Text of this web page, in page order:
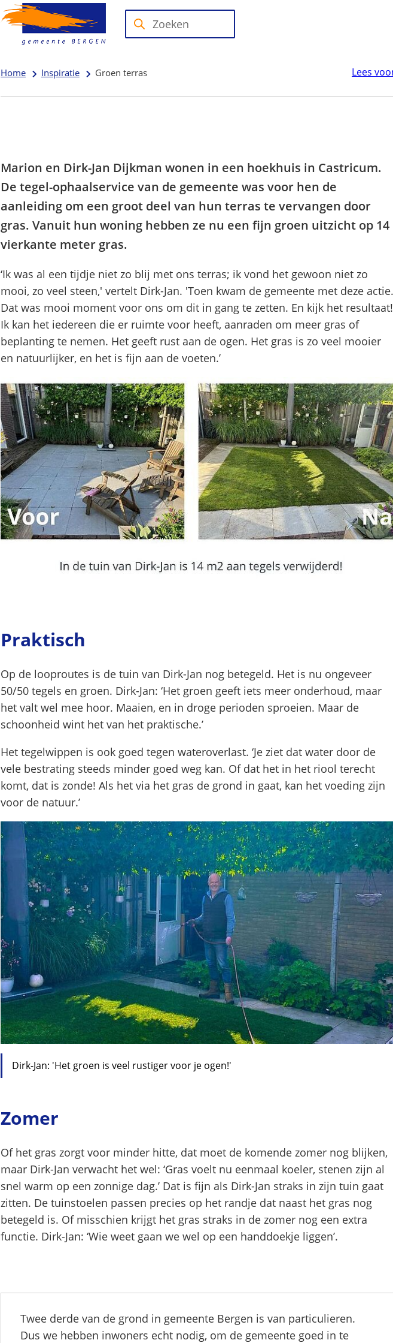
Zoeken
Wanneer
kun
door
pijl
omhoog
omlaag
te
gebruiken.
Gebruik
enter-
om
een
waarde
te
selecteren.
Home Inspiratie Groen terras Lees
Marion en Dirk-Jan Dijkman wonen in een hoekhuis in Castricum.
De tegel-ophaalservice van de gemeente was voor hen de
aanleiding om een groot deel van hun terras te vervangen door
gras. Vanuit hun woning hebben ze nu een fijn groen uitzicht op 14
vierkante meter gras.
‘Ik was al een tijdje niet zo blij met ons terras; ik vond het gewoon niet zo
mooi, zo veel steen,' vertelt Dirk-Jan. 'Toen kwam de gemeente met deze actie.
Dat was mooi moment voor ons om dit in gang te zetten. En kijk het resultaat!
Ik kan het iedereen die er ruimte voor heeft, aanraden om meer gras of
beplanting te nemen. Het geeft rust aan de ogen. Het gras is zo veel mooier
en natuurlijker, en het is fijn aan de voeten.’
Praktisch
Op de looproutes is de tuin van Dirk-Jan nog betegeld. Het is nu ongeveer
50/50 tegels en groen. Dirk-Jan: ‘Het groen geeft iets meer onderhoud, maar
het valt wel mee hoor. Maaien, en in droge perioden sproeien. Maar de
schoonheid wint het van het praktische.’
Het tegelwippen is ook goed tegen wateroverlast. ‘Je ziet dat water door de
vele bestrating steeds minder goed weg kan. Of dat het in het riool terecht
komt, dat is zonde! Als het via het gras de grond in gaat, kan het voeding zijn
voor de natuur.’
Dirk-Jan: 'Het groen is veel rustiger voor je ogen!'
Zomer
Of het gras zorgt voor minder hitte, dat moet de komende zomer nog blijken,
maar Dirk-Jan verwacht het wel: ‘Gras voelt nu eenmaal koeler, stenen zijn al
snel warm op een zonnige dag.’ Dat is fijn als Dirk-Jan straks in zijn tuin gaat
zitten. De tuinstoelen passen precies op het randje dat naast het gras nog
betegeld is. Of misschien krijgt het gras straks in de zomer nog een extra
functie. Dirk-Jan: ‘Wie weet gaan we wel op een handdoekje liggen’.
Twee derde van de grond in gemeente Bergen is van particulieren.
Dus we hebben inwoners echt nodig, om de gemeente goed in te